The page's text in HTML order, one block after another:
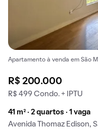
Apartamento à venda em São
R$ 200.000
R$ 499 Condo. + IPTU
41 m² · 2 quartos · 1 vaga
Avenida Thomaz Edison,